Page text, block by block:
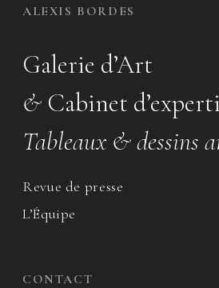
ALEXIS BORDES
Galerie d’Art
& Cabinet
Tableaux & dessins
Revue de presse
L’Équipe
CONTACT